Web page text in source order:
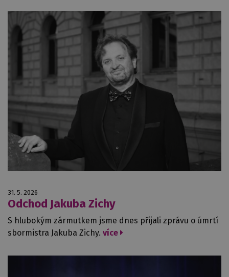
31. 5. 2026
Odchod Jakuba Zichy
S hlubokým zármutkem jsme dnes přijali zprávu o úmrtí
sbormistra Jakuba Zichy. více